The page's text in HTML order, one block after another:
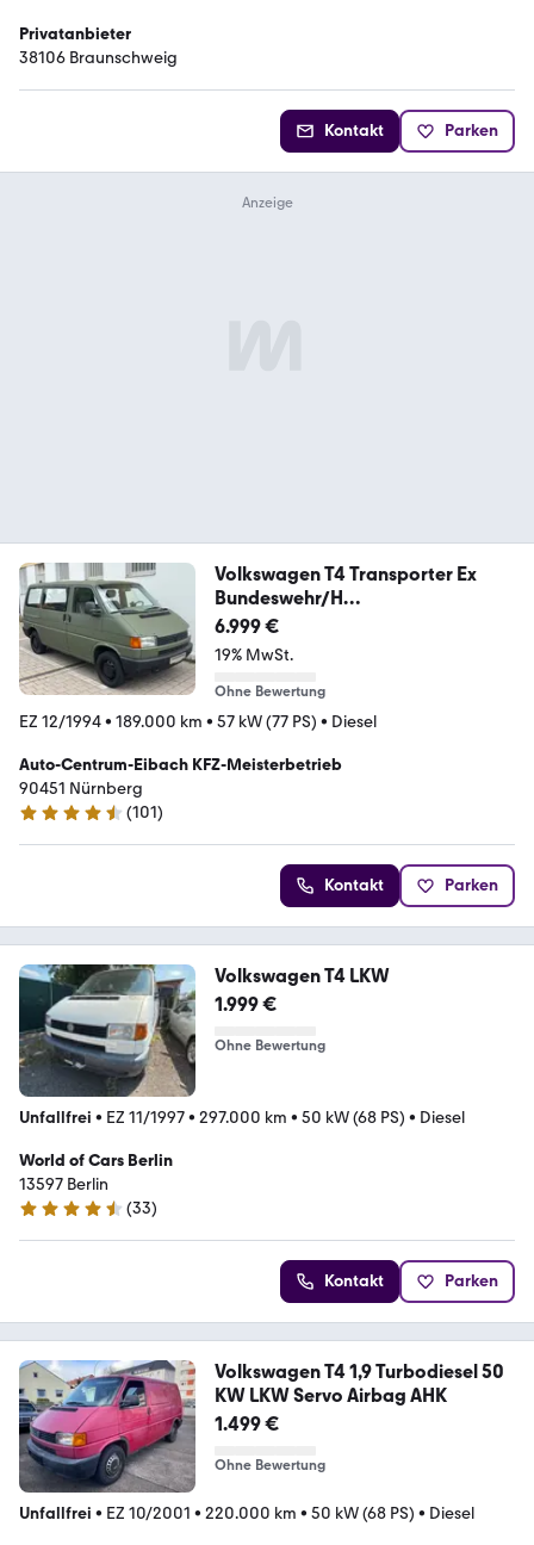
Privatanbieter
38106 Braunschweig
Kontakt Parken
Volkswagen T4 Transporter Ex
Bundeswehr/H
Zulassung/LKW/2,4
6.999 €
19% MwSt.
Ohne Bewertung
EZ 12/1994• 189.000 km • 57 kW (77 PS) • Diesel
Auto-Centrum-Eibach KFZ-Meisterbetrieb
90451 Nürnberg
4.3 Sterne
(101)
Kontakt Parken
Volkswagen T4 LKW
1.999 €
Ohne Bewertung
Unfallfrei • EZ 11/1997• 297.000 km • 50 kW (68 PS) • Diesel
World of Cars Berlin
13597 Berlin
4.3 Sterne
(33)
Kontakt Parken
Volkswagen T4 1,9 Turbodiesel 50
KW LKW Servo Airbag AHK
1.499 €
Ohne Bewertung
Unfallfrei • EZ 10/2001 • 220.000 km • 50 kW (68 PS) • Diesel